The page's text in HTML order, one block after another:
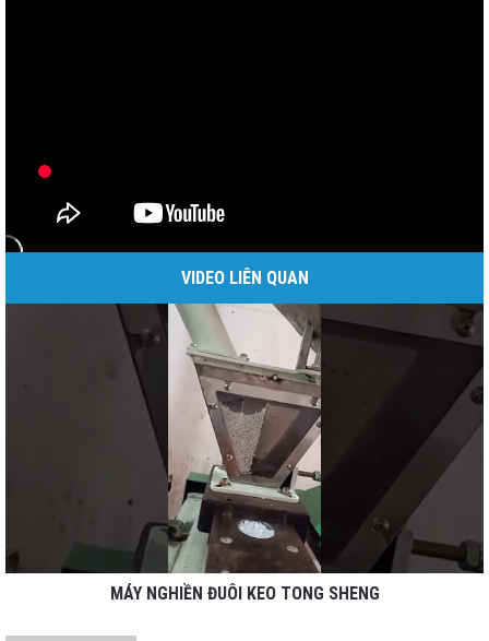
VIDEO LIÊN QUAN
MÁY NGHIỀN ĐUÔI KEO TONG SHENG